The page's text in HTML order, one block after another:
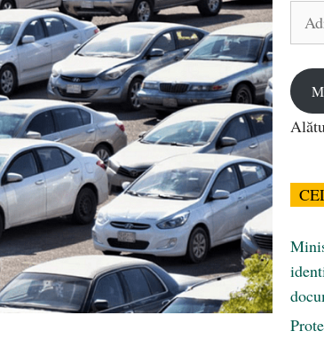
Adresa